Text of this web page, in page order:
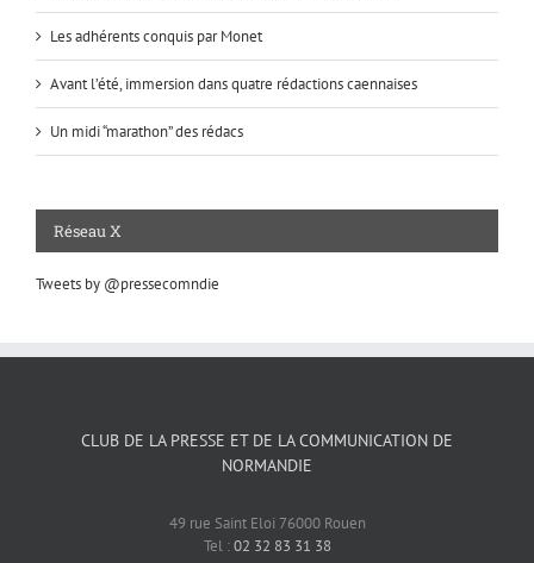
Les adhérents conquis par Monet
Avant l’été, immersion dans quatre rédactions caennaises
Un midi “marathon” des rédacs
Réseau X
Tweets by @pressecomndie
CLUB DE LA PRESSE ET DE LA COMMUNICATION DE
NORMANDIE
49 rue Saint Eloi 76000 Rouen
Tel :02 32 83 31 38